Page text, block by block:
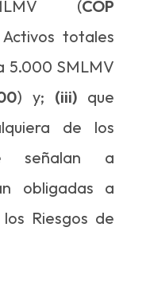
(COP
totales
5.000 SMLMV
) y; (iii) que
de los
señalan a
obligadas a
Riesgos de